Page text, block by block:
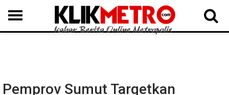
MEDAN LANGKAT DAIRI SAMOSIR TAPUT BATUBARA DELISERDANG
Pemprov Sumut Targetkan